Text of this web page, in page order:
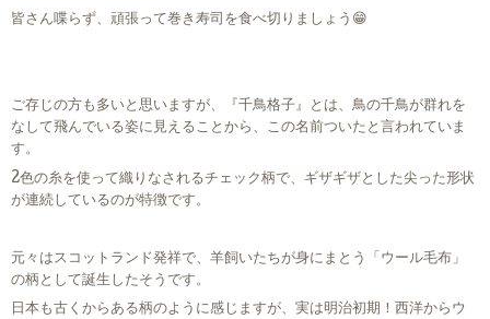
皆さん喋らず、頑張って巻き寿司を食べ切りましょう😁
ご存じの方も多いと思いますが、『千鳥格子』とは、鳥の千鳥が群れを
なして飛んでいる姿に見えることから、この名前ついたと言われていま
す。
2色の糸を使って織りなされるチェック柄で、ギザギザとした尖った形状
が連続しているのが特徴です。
元々はスコットランド発祥で、羊飼いたちが身にまとう「ウール毛布」
の柄として誕生したそうです。
日本も古くからある柄のように感じますが、実は明治初期！西洋からウ